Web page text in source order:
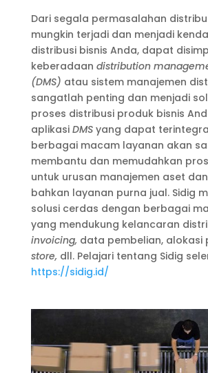
Dari segala permasalahan
mungkin terjadi dan menjadi
distribusi bisnis Anda, dapat
keberadaan distribution
(DMS) atau sistem manajemen
sangatlah penting dan menjadi
proses distribusi produk bisnis
aplikasiDMSyang dapat
berbagai macam layanan akan
membantu dan memudahkan
untuk urusan manajemen aset
bahkan layanan purna jual. Sidig
solusi cerdas dengan berbagai
yang mendukung kelancaran
invoicing, data pembelian, alokasi
store, dll. Pelajari tentang Sidig
https://sidig.id/